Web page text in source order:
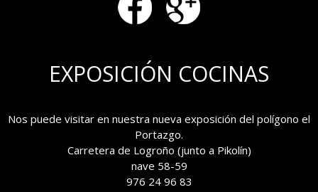
EXPOSICIÓN COCINAS
Nos puede visitar en nuestra nueva exposición del polígono el
Portazgo.
Carretera de Logroño (junto a Pikolín)
nave 58-59
976 24 96 83